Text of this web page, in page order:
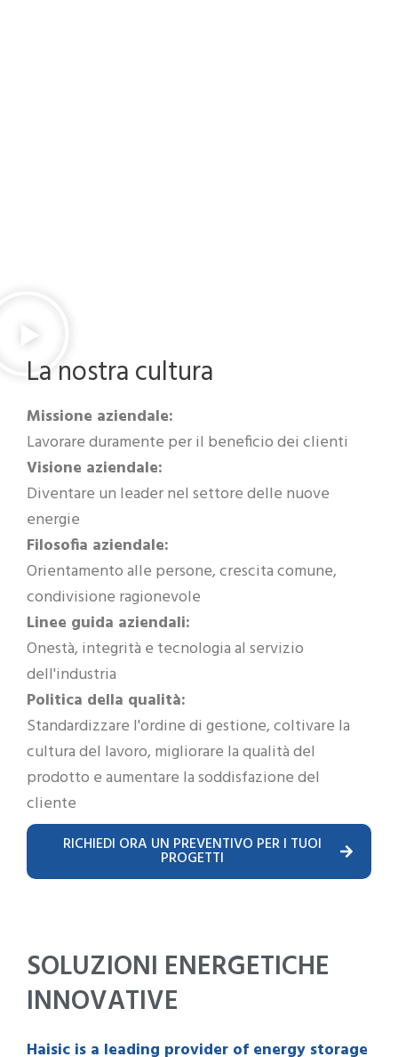
La nostra cultura
Missione aziendale:
Lavorare duramente per il beneficio dei clienti
Visione aziendale:
Diventare un leader nel settore delle nuove
energie
Filosofia aziendale:
Orientamento alle persone, crescita comune,
condivisione ragionevole
Linee guida aziendali:
Onestà, integrità e tecnologia al servizio
dell'industria
Politica della qualità:
Standardizzare l'ordine di gestione, coltivare la
cultura del lavoro, migliorare la qualità del
prodotto e aumentare la soddisfazione del
cliente
RICHIEDI ORA UN PREVENTIVO PER I TUOI
PROGETTI
SOLUZIONI ENERGETICHE
INNOVATIVE
Haisic is a leading provider of energy storage